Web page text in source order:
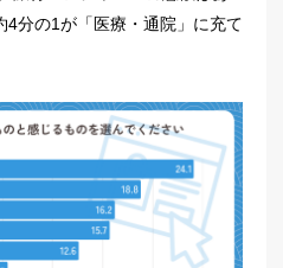
4分の1が「医療・通院」に充て